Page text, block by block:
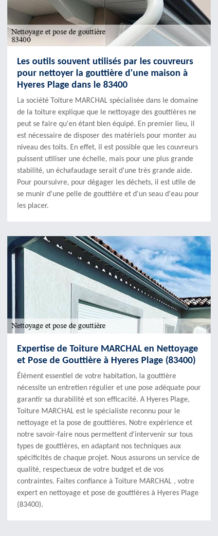
Les outils souvent utilisés par les couvreurs
pour nettoyer la gouttière d'une maison à
Hyeres Plage dans le 83400
La société Toiture MARCHAL spécialisée dans le domaine
de la toiture explique que le nettoyage des gouttières ne
peut se faire qu'en étant bien équipé. En premier lieu, il
est nécessaire de disposer des matériels pour monter au
niveau des toits. En effet, il est possible que les couvreurs
puissent utiliser une échelle, mais pour une plus grande
stabilité, un échafaudage serait d'une très grande aide.
Pour poursuivre, pour dégager les déchets, il est utile de
se munir d'une pelle de gouttière et d'un seau d'eau pour
les placer.
Expertise de Toiture MARCHAL en Nettoyage
et Pose de Gouttière à Hyeres Plage (83400)
Élément essentiel de votre habitation, la gouttière
nécessite un entretien régulier et une pose adéquate pour
garantir sa durabilité et son efficacité. A Hyeres Plage,
Toiture MARCHAL est le spécialiste reconnu pour le
nettoyage et la pose de gouttières. Notre expérience et
notre savoir-faire nous permettent d'intervenir sur tous
types de gouttières, en adaptant nos techniques aux
spécificités de chaque projet. Nous assurons un service de
qualité, respectueux de votre budget et de vos
contraintes. Faites confiance à Toiture MARCHAL , votre
expert en nettoyage et pose de gouttières à Hyeres Plage
(83400).